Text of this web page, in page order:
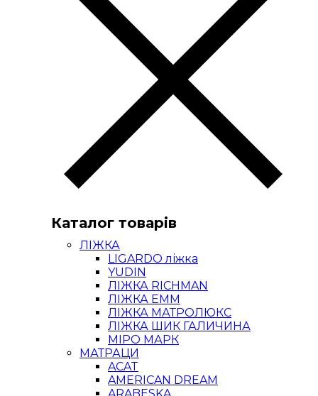
Каталог товарів
ЛІЖКА
LIGARDO ліжка
YUDIN
ЛІЖКА RICHMAN
ЛІЖКА ЕММ
ЛІЖКА МАТРОЛЮКС
ЛІЖКА ШИК ГАЛИЧИНА
МІРО МАРК
МАТРАЦИ
ACAT
AMERICAN DREAM